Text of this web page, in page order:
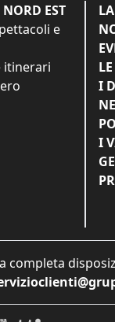
EST
e
itinerari
I
I
completa